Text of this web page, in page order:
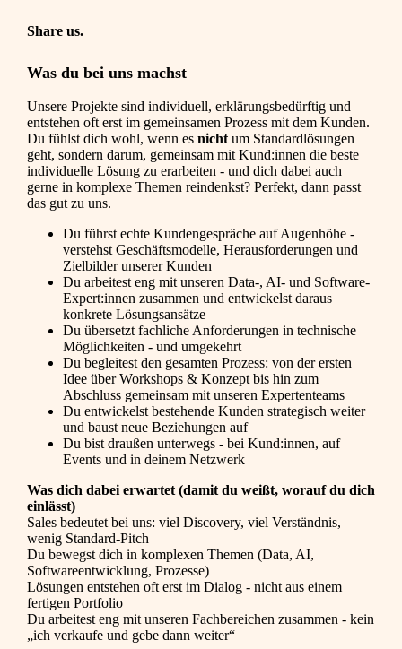
Share us.
Was du bei uns machst
Unsere Projekte sind individuell, erklärungsbedürftig und
entstehen oft erst im gemeinsamen Prozess mit dem Kunden.
Du fühlst dich wohl, wenn es nicht um Standardlösungen
geht, sondern darum, gemeinsam mit Kund:innen die beste
individuelle Lösung zu erarbeiten - und dich dabei auch
gerne in komplexe Themen reindenkst? Perfekt, dann passt
das gut zu uns.
Du führst echte Kundengespräche auf Augenhöhe -
verstehst Geschäftsmodelle, Herausforderungen und
Zielbilder unserer Kunden
Du arbeitest eng mit unseren Data-, AI- und Software-
Expert:innen zusammen und entwickelst daraus
konkrete Lösungsansätze
Du übersetzt fachliche Anforderungen in technische
Möglichkeiten - und umgekehrt
Du begleitest den gesamten Prozess: von der ersten
Idee über Workshops & Konzept bis hin zum
Abschluss gemeinsam mit unseren Expertenteams
Du entwickelst bestehende Kunden strategisch weiter
und baust neue Beziehungen auf
Du bist draußen unterwegs - bei Kund:innen, auf
Events und in deinem Netzwerk
Was dich dabei erwartet (damit du weißt, worauf du dich
einlässt)
Sales bedeutet bei uns: viel Discovery, viel Verständnis,
wenig Standard-Pitch
Du bewegst dich in komplexen Themen (Data, AI,
Softwareentwicklung, Prozesse)
Lösungen entstehen oft erst im Dialog - nicht aus einem
fertigen Portfolio
Du arbeitest eng mit unseren Fachbereichen zusammen - kein
„ich verkaufe und gebe dann weiter“